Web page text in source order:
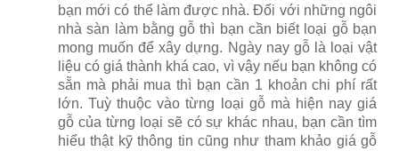
bạn mới có thể làm được nhà. Đối với những ngôi
nhà sàn làm bằng gỗ thì bạn cần biết loại gỗ bạn
mong muốn để xây dựng. Ngày nay gỗ là loại vật
liệu có giá thành khá cao, vì vậy nếu bạn không có
sẵn mà phải mua thì bạn cần 1 khoản chi phí rất
lớn. Tuỳ thuộc vào từng loại gỗ mà hiện nay giá
gỗ của từng loại sẽ có sự khác nhau, bạn cần tìm
hiểu thật kỹ thông tin cũng như tham khảo giá gỗ